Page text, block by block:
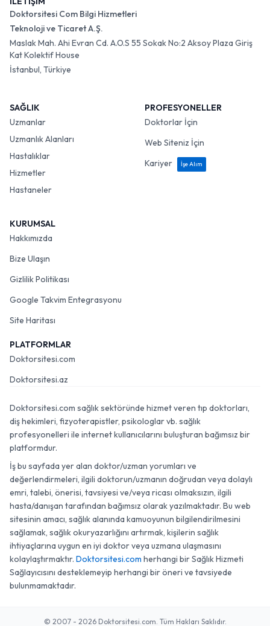
Doktorsitesi Com Bilgi Hizmetleri
Teknoloji ve Ticaret A.Ş.
Maslak Mah. Ahi Evran Cd. A.O.S 55 Sokak No:2 Aksoy Plaza Giriş
Kat Kolektif House
İstanbul, Türkiye
SAĞLIK
Uzmanlar
Uzmanlık Alanları
Hastalıklar
Hizmetler
Hastaneler
PROFESYONELLER
Doktorlar İçin
Web Siteniz İçin
Kariyer
İşe Alım
KURUMSAL
Hakkımızda
Bize Ulaşın
Gizlilik Politikası
Google Takvim Entegrasyonu
Site Haritası
PLATFORMLAR
Doktorsitesi.com
Doktorsitesi.az
Doktorsitesi.com sağlık sektöründe hizmet veren tıp doktorları,
diş hekimleri, fizyoterapistler, psikologlar vb. sağlık
profesyonelleri ile internet kullanıcılarını buluşturan bağımsız bir
platformdur.
İş bu sayfada yer alan doktor/uzman yorumları ve
değerlendirmeleri, ilgili doktorun/uzmanın doğrudan veya dolaylı
emri, talebi, önerisi, tavsiyesi ve/veya ricası olmaksızın, ilgili
hasta/danışan tarafından bağımsız olarak yazılmaktadır. Bu web
sitesinin amacı, sağlık alanında kamuoyunun bilgilendirilmesini
sağlamak, sağlık okuryazarlığını artırmak, kişilerin sağlık
ihtiyaçlarına uygun en iyi doktor veya uzmana ulaşmasını
kolaylaştırmaktır. Doktorsitesi.com herhangi bir Sağlık Hizmeti
Sağlayıcısını desteklemeyip herhangi bir öneri ve tavsiyede
bulunmamaktadır.
© 2007 - 2026 Doktorsitesi.com. Tüm Hakları Saklıdır.